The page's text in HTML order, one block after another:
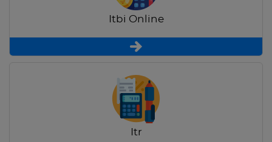
Itbi Online
Itr